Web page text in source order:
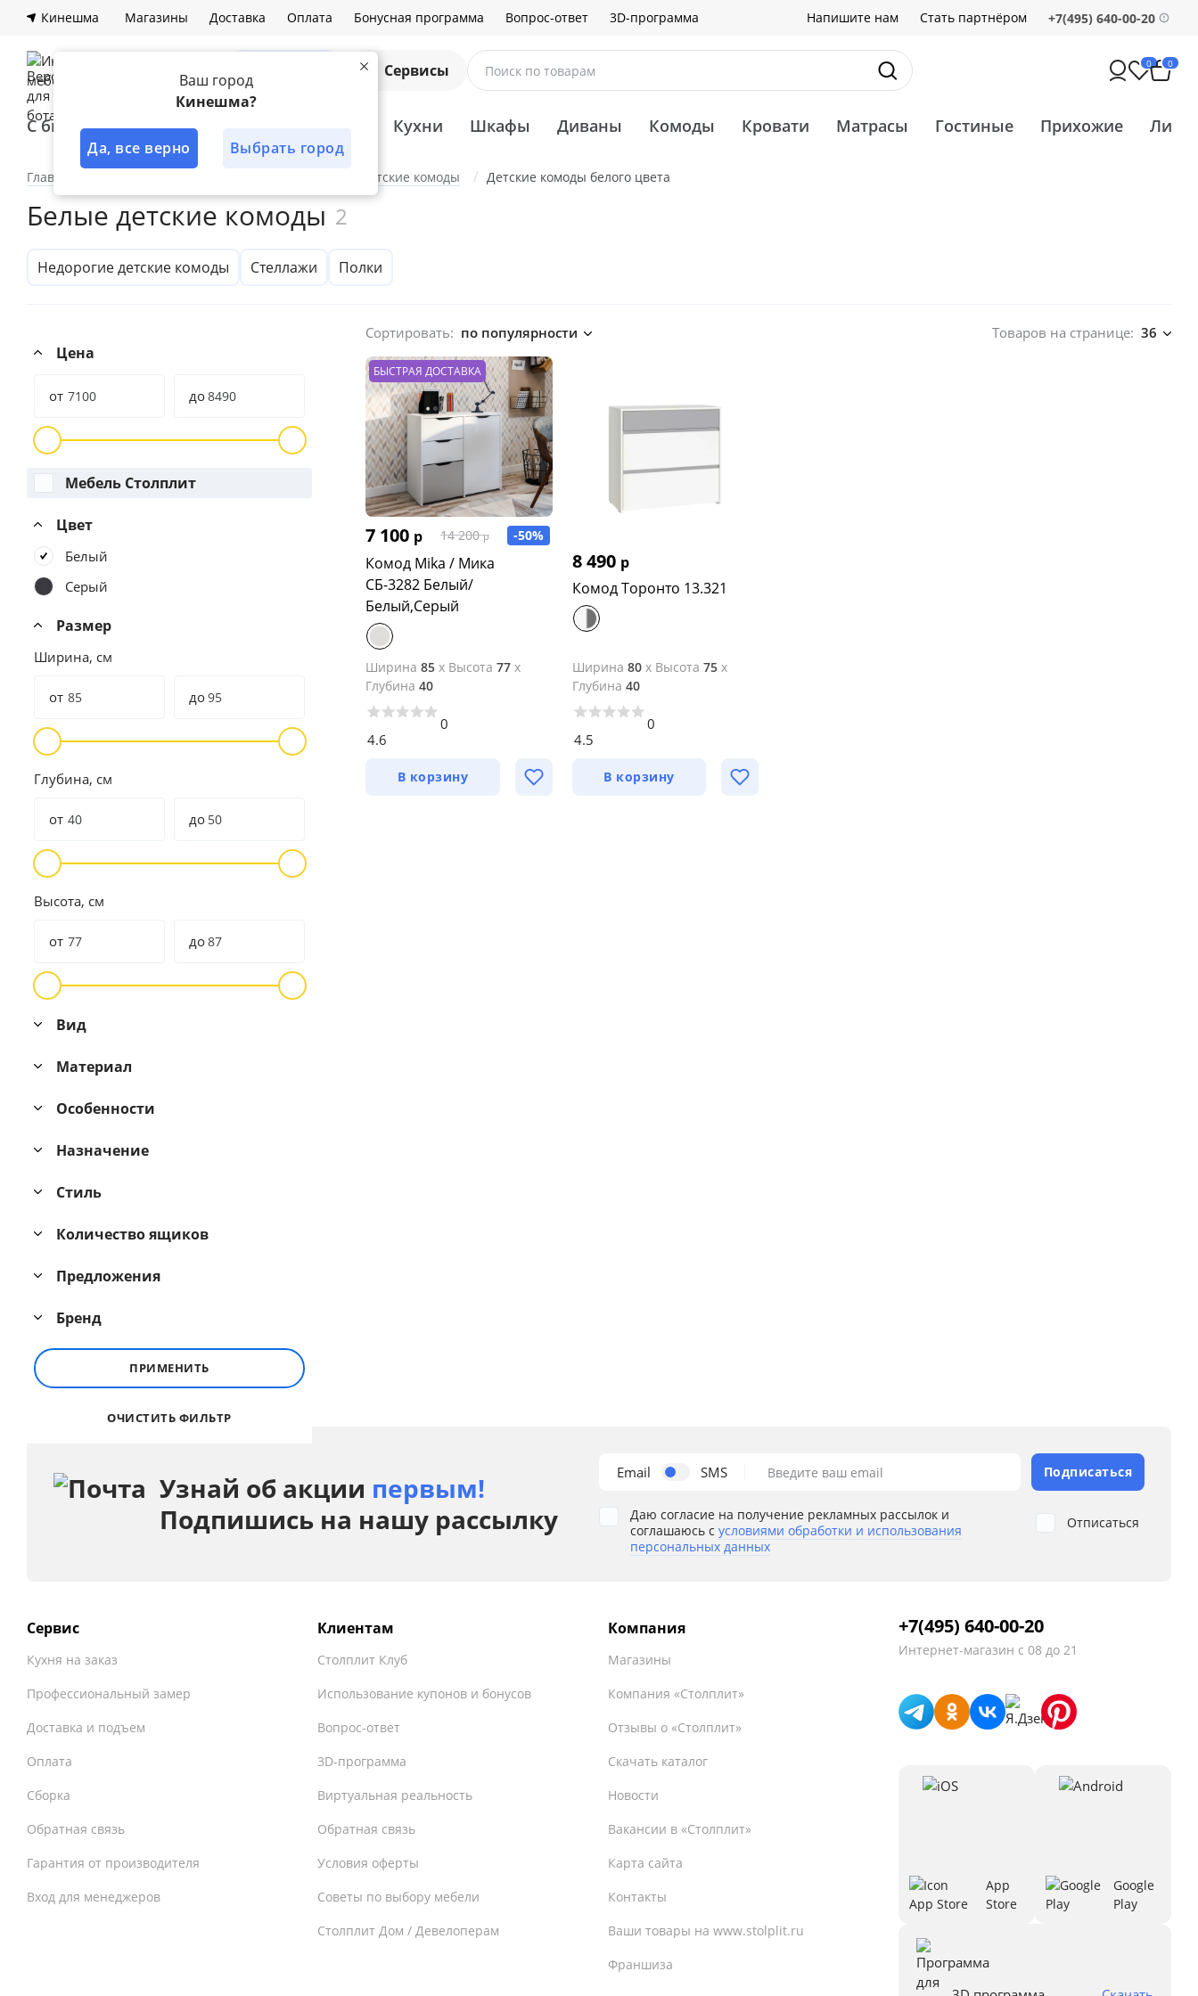
Ваш город
Кинешма?
Да, все верно Выбрать город
Кинешма Магазины Доставка Оплата Бонусная программа Вопрос-ответ 3D-программа Напишите нам Стать партнёром +7(495) 640-00-20
Сервисы Поиск по товарам 0 0
С быстрой доставкой Кухни Шкафы Диваны Комоды Кровати Матрасы Гостиные Прихожие
Главная Детские комоды Детские комоды белого цвета
Белые детские комоды 2
Недорогие детские комоды Стеллажи Полки
Цена
от до
Мебель Столплит
Цвет
Белый
Серый
Размер
Ширина, см
от до
Глубина, см
от до
Высота, см
от до
Вид
Материал
Особенности
Назначение
Стиль
Количество ящиков
Предложения
Бренд
ПРИМЕНИТЬ
ОЧИСТИТЬ ФИЛЬТР
Сортировать: по популярности Товаров на странице: 36
БЫСТРАЯ ДОСТАВКА
7 100 р 14 200 р -50%
Комод Mika / Мика
СБ-3282 Белый/
Белый,Серый
Ширина 85 x Высота 77 x
Глубина 40
4.6
0
В корзину
8 490 р
Комод Торонто 13.321
Ширина 80x Высота 75x
Глубина 40
4.5
0
В корзину
Узнай об акции первым!
Подпишись на нашу рассылку
Email SMS Введите ваш email Подписаться
Даю согласие на получение рекламных рассылок и
соглашаюсь с условиями обработки и использования
персональных данных
Отписаться
Сервис
Кухня на заказ
Профессиональный замер
Доставка и подъем
Оплата
Сборка
Обратная связь
Гарантия от производителя
Вход для менеджеров
Клиентам
Столплит Клуб
Использование купонов и бонусов
Вопрос-ответ
3D-программа
Виртуальная реальность
Обратная связь
Условия оферты
Советы по выбору мебели
Столплит Дом / Девелоперам
Компания
Магазины
Компания «Столплит»
Отзывы о «Столплит»
Скачать каталог
Новости
Вакансии в «Столплит»
Карта сайта
Контакты
Ваши товары на www.stolplit.ru
Франшиза
+7(495) 640-00-20
Интернет-магазин с 08 до 21
App
Store
Google
Play